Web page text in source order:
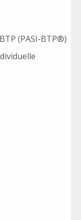
(PASI-BTP®)